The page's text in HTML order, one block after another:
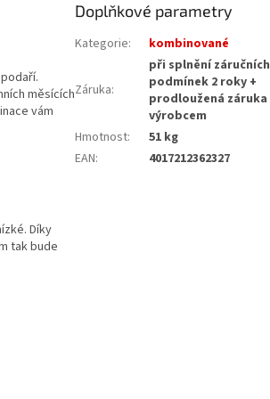
měsících
vám
Díky
tak bude
Doplňkové parametry
Kategorie: kombinované
Záruka:
při splnění záručních
podmínek 2 roky +
prodloužená záruka
výrobcem
Hmotnost:
51 kg
EAN: 4017212362327